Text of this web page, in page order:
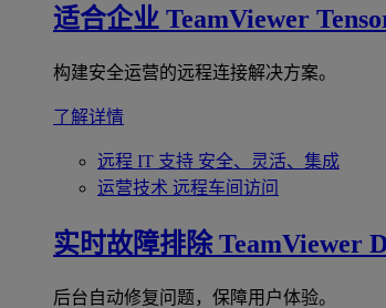
适合企业 TeamViewer
构建安全运营的远程连接解决方案。
了解详情
远程 IT 支持 安全、灵活、集成
运营技术 远程车间访问
实时故障排除 TeamViewer
后台自动修复问题，保障用户体验。